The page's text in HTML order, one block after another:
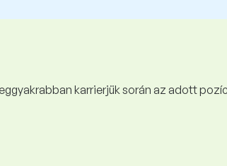
karrierjük során az adott